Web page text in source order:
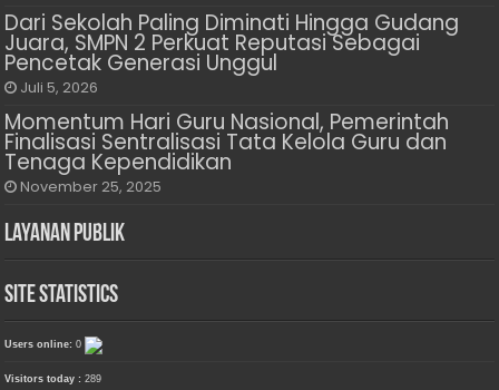
Dari Sekolah Paling Diminati Hingga Gudang
Juara, SMPN 2 Perkuat Reputasi Sebagai
Pencetak Generasi Unggul
Juli 5, 2026
Momentum Hari Guru Nasional, Pemerintah
Finalisasi Sentralisasi Tata Kelola Guru dan
Tenaga Kependidikan
November 25, 2025
Layanan Publik
Site Statistics
Users online:0
Visitors today :289